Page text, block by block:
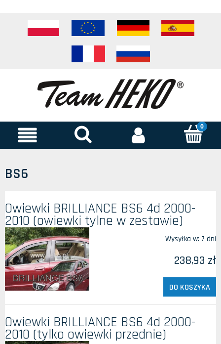
BS6
Owiewki BRILLIANCE BS6 4d 2000-
2010 (owiewki tylne w zestawie)
Wysyłka w: 7 dni
238,93 zł
DO KOSZYKA
Owiewki BRILLIANCE BS6 4d 2000-
2010 (tylko owiewki przednie)